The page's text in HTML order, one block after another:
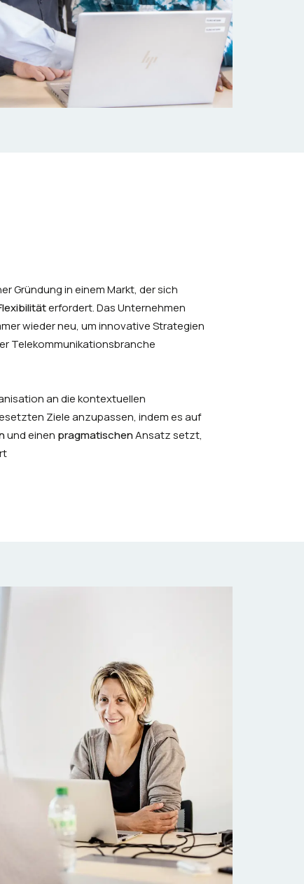
Gründung in einem Markt, der sich
erfordert. Das Unternehmen
wieder neu, um innovative Strategien
Telekommunikationsbranche
an die kontextuellen
Ziele anzupassen, indem es auf
und einen pragmatischenAnsatz setzt,